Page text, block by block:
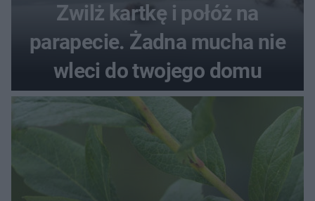
Zwilż kartkę i połóż na
parapecie. Żadna mucha nie
wleci do twojego domu